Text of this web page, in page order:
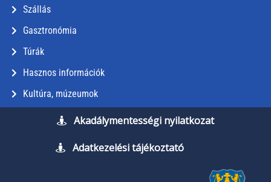
Szállás
Gasztronómia
Túrák
Hasznos információk
Kultúra, múzeumok
Akadálymentességi nyilatkozat
Adatkezelési tájékoztató